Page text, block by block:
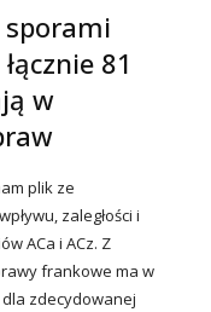
sporami
81
w
plik ze
zaległości i
ACa i ACz. Z
frankowe ma w
zdecydowanej